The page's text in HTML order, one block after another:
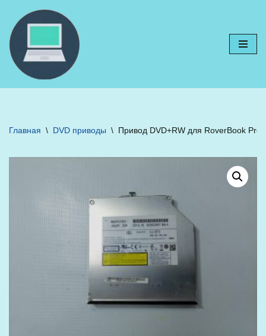
Перейти
к
содержимому
Главная \ DVD приводы \ Привод DVD+RW для RoverBook Pro